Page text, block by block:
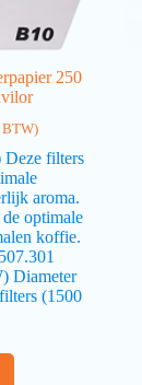
250
filters
aroma.
optimale
koffie.
Diameter
(1500